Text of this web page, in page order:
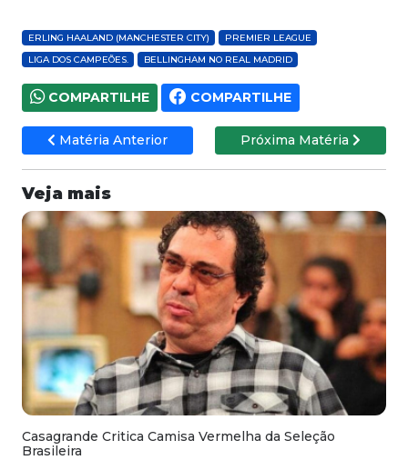
ERLING HAALAND (MANCHESTER CITY)
PREMIER LEAGUE
LIGA DOS CAMPEÕES.
BELLINGHAM NO REAL MADRID
COMPARTILHE COMPARTILHE
Matéria Anterior Próxima Matéria
Veja mais
Casagrande Critica Camisa Vermelha da Seleção
Brasileira